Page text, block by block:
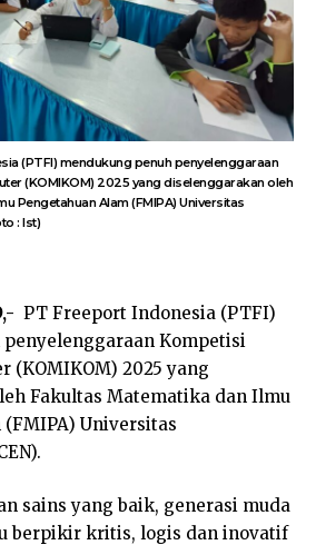
(PTFI) mendukung penuh penyelenggaraan
(KOMIKOM) 2025 yang diselenggarakan oleh
Pengetahuan Alam (FMIPA) Universitas
: Ist)
PT Freeport Indonesia (PTFI)
Kompetisi
(KOMIKOM) 2025 yang
Fakultas Matematika dan Ilmu
Universitas
sains yang baik, generasi muda
berpikir kritis, logis dan inovatif